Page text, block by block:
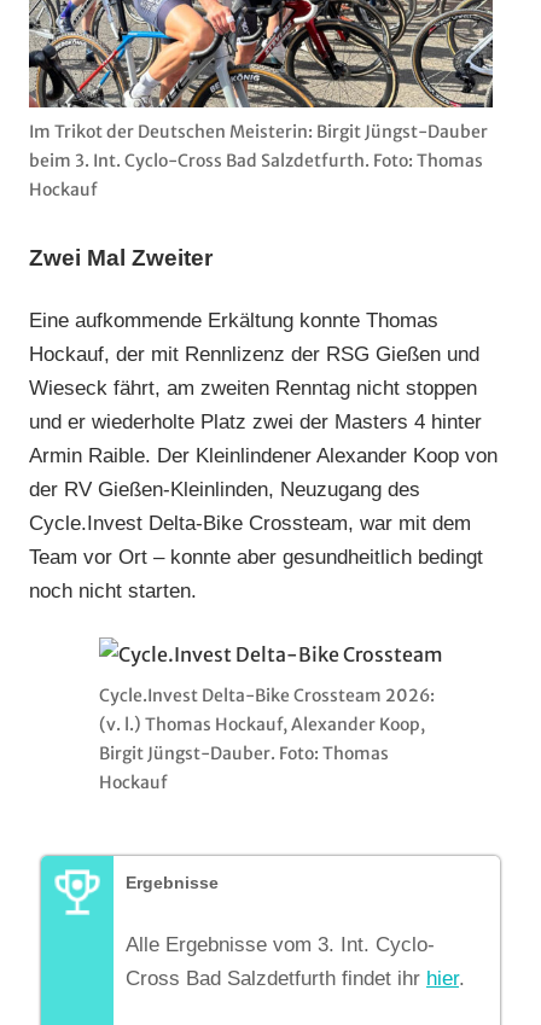
Im Trikot der Deutschen Meisterin: Birgit Jüngst-Dauber
beim 3. Int. Cyclo-Cross Bad Salzdetfurth. Foto: Thomas
Hockauf
Zwei Mal Zweiter
Eine aufkommende Erkältung konnte Thomas
Hockauf, der mit Rennlizenz der RSG Gießen und
Wieseck fährt, am zweiten Renntag nicht stoppen
und er wiederholte Platz zwei der Masters 4 hinter
Armin Raible. Der Kleinlindener Alexander Koop von
der RV Gießen-Kleinlinden, Neuzugang des
Cycle.Invest Delta-Bike Crossteam, war mit dem
Team vor Ort – konnte aber gesundheitlich bedingt
noch nicht starten.
Cycle.Invest Delta-Bike Crossteam 2026:
(v. l.) Thomas Hockauf, Alexander Koop,
Birgit Jüngst-Dauber. Foto: Thomas
Hockauf
Ergebnisse
Alle Ergebnisse vom 3. Int. Cyclo-
Cross Bad Salzdetfurth findet ihr hier.